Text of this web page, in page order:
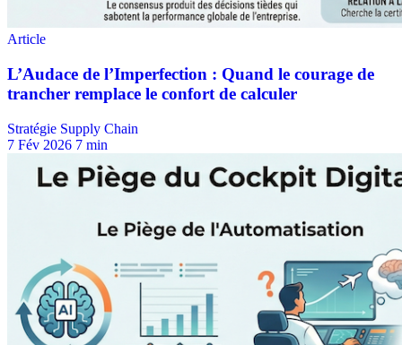
Stratégie Supply Chain
7 Fév 2026 7 min